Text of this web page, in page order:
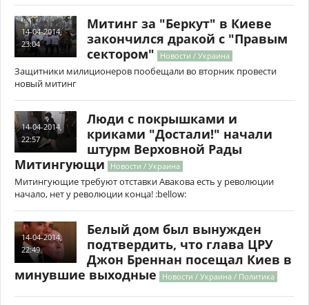
14-04-2014,
23:04
Митинг за "Беркут" в Киеве
закончился дракой с "Правым
сектором"
Новости / Украина
Защитники милиционеров пообещали во вторник провести
новый митинг
14-04-2014,
22:57
Люди с покрышками и
криками "Достали!" начали
штурм Верховной Рады
Митингующи
Новости / Украина
Митингующие требуют отставки Авакова есть у революции
начало, нет у революции конца! :bellow:
14-04-2014,
22:49
Белый дом был вынужден
подтвердить, что глава ЦРУ
Джон Бреннан посещал Киев в
минувшие выходные
Новости / Украина / Политика